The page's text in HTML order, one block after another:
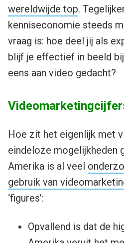
wereldwijde top.
kenniseconomie steeds
vraag is: hoe deel jij als
blijf je effectief in beeld
eens aan video gedacht?
Hoe zit het eigenlijk met
eindeloze mogelijkheden
Amerika is al veel
gebruik van
‘figures’:
Opvallend is dat de